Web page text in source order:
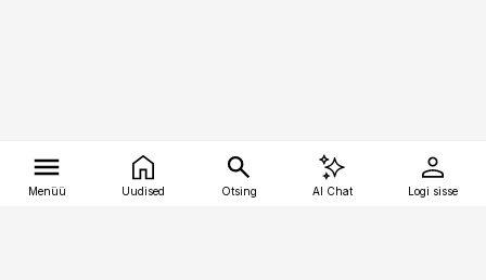
Menüü Uudised Otsing AI Chat Logi sisse